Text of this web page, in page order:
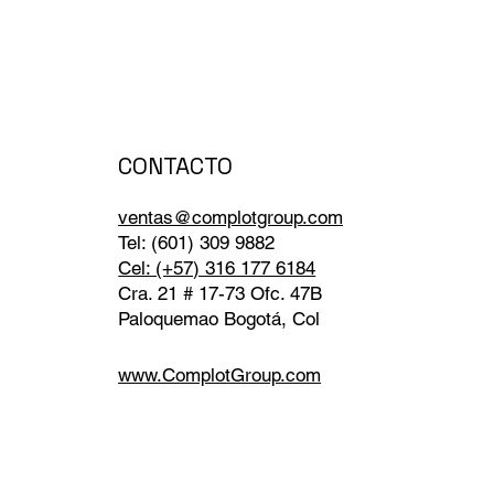
CONTACTO
ventas@complotgroup.com
Tel: (601) 309 9882
Cel: (+57) 316 177 6184
Cra. 21 # 17-73 Ofc. 47B
Paloquemao Bogotá, Col
www.ComplotGroup.com